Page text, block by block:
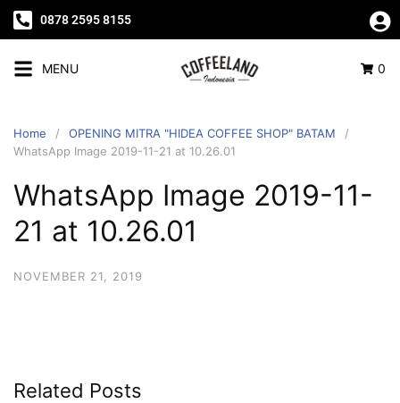
0878 2595 8155
MENU 0
Home
OPENING MITRA "HIDEA COFFEE SHOP" BATAM
WhatsApp Image 2019-11-21 at 10.26.01
WhatsApp Image 2019-11-
21 at 10.26.01
NOVEMBER 21, 2019
Related Posts